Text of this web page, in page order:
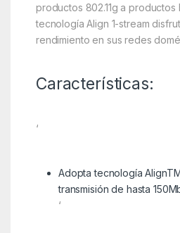
productos 802.11g a productos
tecnología Align 1-stream
rendimiento en sus redes
Características:
‘
Adopta tecnología
transmisión de hasta
‘